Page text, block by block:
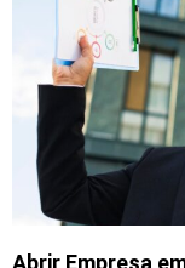
Abrir Empresa